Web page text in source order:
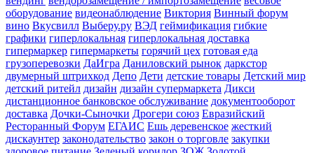
оборудование видеонаблюдение Виктория Винный форум
вино Вкусвилл Выберу.ру ВЭД геймификация гибкие
графики гиперлокальная гиперлокальная доставка
гипермаркер гипермаркеты горячий цех готовая еда
грузоперевозки ДаИгра Даниловский рынок даркстор
двумерный штрихкод Депо Дети детские товары Детский мир
детский ритейл дизайн дизайн супермаркета Дикси
дистанционное банковское обслуживание документооборот
доставка Дочки-Сыночки Дрогери союз Евразийский
Ресторанный Форум ЕГАИС Ешь деревенское жесткий
дискаунтер законодательство закон о торговле закупки